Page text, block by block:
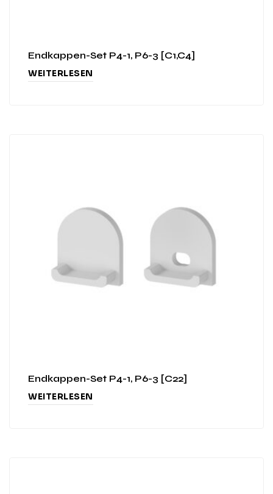
Endkappen-Set P4-1, P6-3 [C1,C4]
WEITERLESEN
Endkappen-Set P4-1, P6-3 [C22]
WEITERLESEN